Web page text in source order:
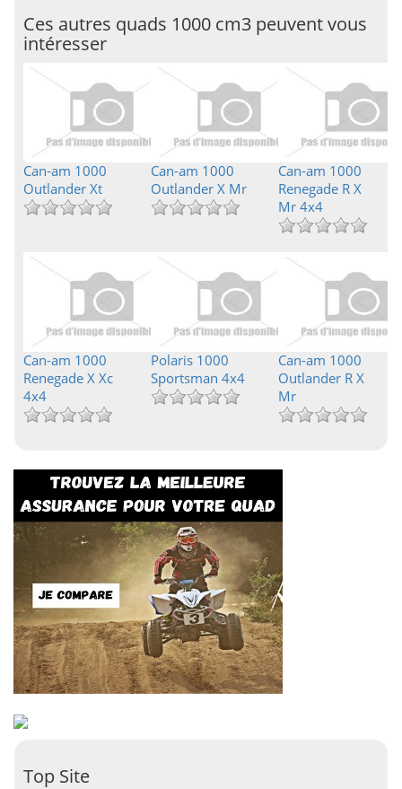
Ces autres quads 1000 cm3 peuvent vous
intéresser
Can-am 1000
Outlander Xt
Can-am 1000
Outlander X Mr
Can-am 1000
Renegade R X
Mr 4x4
Can-am 1000
Renegade X Xc
4x4
Polaris 1000
Sportsman 4x4
Can-am 1000
Outlander R X
Mr
Top Site